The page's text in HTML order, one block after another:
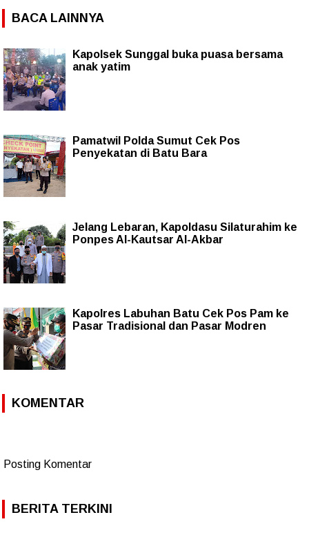
BACA LAINNYA
Kapolsek Sunggal buka puasa bersama
anak yatim
Pamatwil Polda Sumut Cek Pos
Penyekatan di Batu Bara
Jelang Lebaran, Kapoldasu Silaturahim ke
Ponpes Al-Kautsar Al-Akbar
Kapolres Labuhan Batu Cek Pos Pam ke
Pasar Tradisional dan Pasar Modren
KOMENTAR
Posting Komentar
BERITA TERKINI